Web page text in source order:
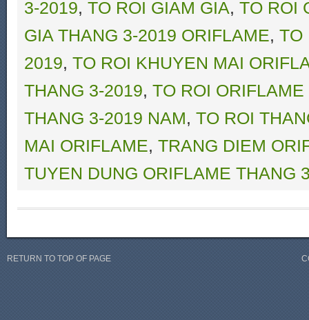
3-2019, TO ROI GIAM GIA, TO ROI
GIA THANG 3-2019 ORIFLAME, TO
2019, TO ROI KHUYEN MAI
THANG 3-2019, TO ROI
THANG 3-2019 NAM, TO ROI
MAI ORIFLAME, TRANG DIEM
TUYEN DUNG ORIFLAME THANG
RETURN TO TOP OF PAGE